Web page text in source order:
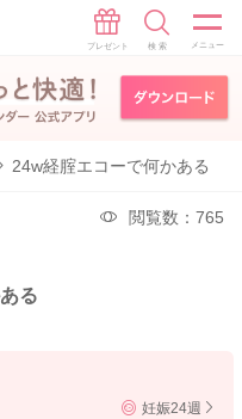
24w経腟エコーで何かある
閲覧数：765
る
妊娠24週